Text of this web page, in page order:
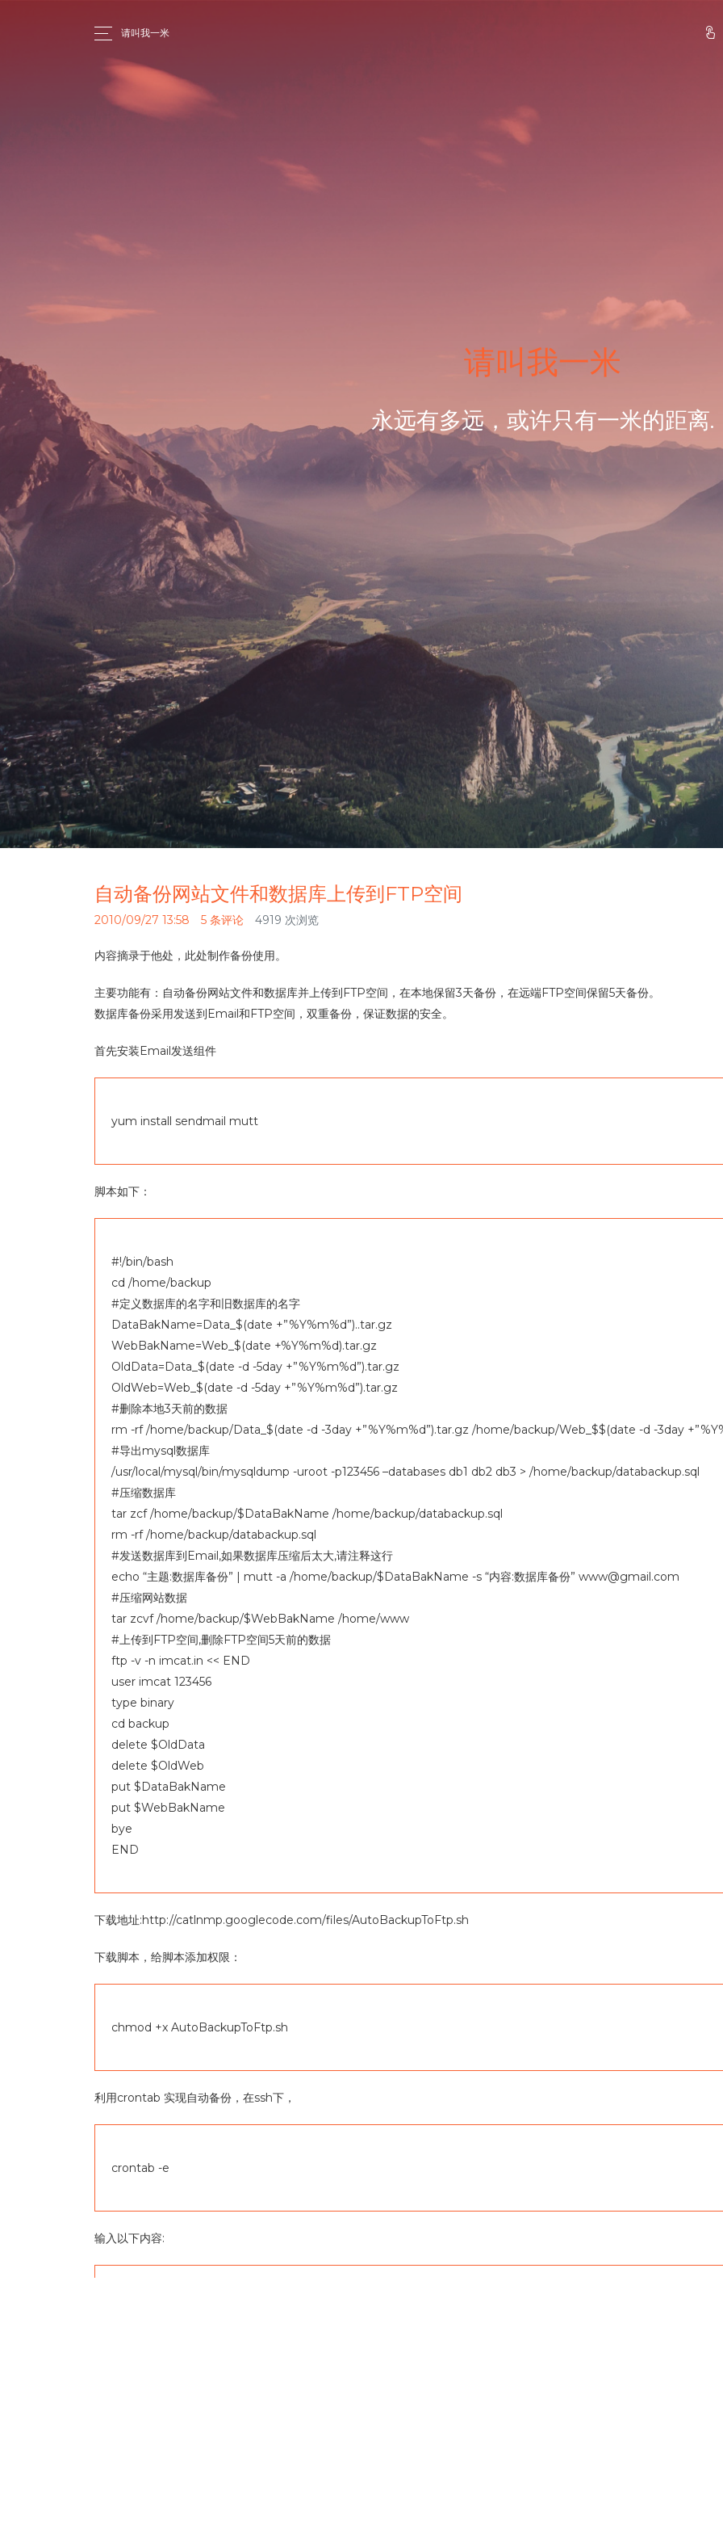
请叫我一米
请叫我一米
永远有多远，或许只有一米的距离.
自动备份网站文件和数据库上传到FTP空间
2010/09/27 13:58 5 条评论 4919 次浏览
内容摘录于他处，此处制作备份使用。
主要功能有：自动备份网站文件和数据库并上传到FTP空间，在本地保留3天备份，在远端FTP空间保留5天备份。
数据库备份采用发送到Email和FTP空间，双重备份，保证数据的安全。
首先安装Email发送组件
yum install sendmail mutt
脚本如下：
#!/bin/bash
cd /home/backup
#定义数据库的名字和旧数据库的名字
DataBakName=Data_$(date +”%Y%m%d”)..tar.gz
WebBakName=Web_$(date +%Y%m%d).tar.gz
OldData=Data_$(date -d -5day +”%Y%m%d”).tar.gz
OldWeb=Web_$(date -d -5day +”%Y%m%d”).tar.gz
#删除本地3天前的数据
rm -rf /home/backup/Data_$(date -d -3day +”%Y%m%d”).tar.gz /home/backup/Web_$$(date -d -3day
#导出mysql数据库
/usr/local/mysql/bin/mysqldump -uroot -p123456 –databases db1 db2 db3 > /home/backup/databackup.sql
#压缩数据库
tar zcf /home/backup/$DataBakName /home/backup/databackup.sql
rm -rf /home/backup/databackup.sql
#发送数据库到Email,如果数据库压缩后太大,请注释这行
echo “主题:数据库备份” | mutt -a /home/backup/$DataBakName -s “内容:数据库备份” www@gmail.com
#压缩网站数据
tar zcvf /home/backup/$WebBakName /home/www
#上传到FTP空间,删除FTP空间5天前的数据
ftp -v -n imcat.in << END
user imcat 123456
type binary
cd backup
delete $OldData
delete $OldWeb
put $DataBakName
put $WebBakName
bye
END
下载地址:http://catlnmp.googlecode.com/files/AutoBackupToFtp.sh
下载脚本，给脚本添加权限：
chmod +x AutoBackupToFtp.sh
利用crontab 实现自动备份，在ssh下，
crontab -e
输入以下内容: